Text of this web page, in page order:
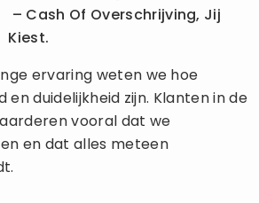
– Cash Of Overschrijving, Jij
Kiest.
ervaring weten we hoe
en duidelijkheid zijn. Klanten in de
vooral dat we
en dat alles meteen